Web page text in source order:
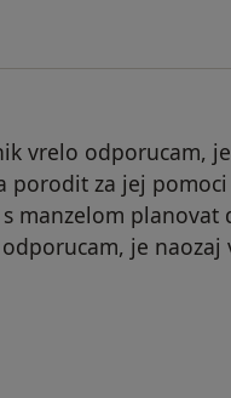
vrelo odporucam,
porodit za jej
manzelom planovat
je naozaj